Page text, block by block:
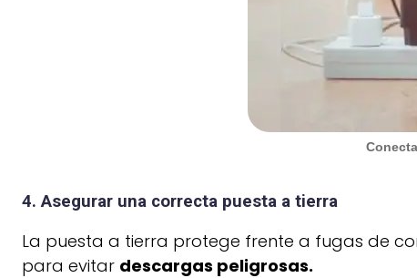
4. Asegurar una correcta puesta a tierra
La puesta a tierra protege frente a fugas de
para evitar descargas peligrosas.